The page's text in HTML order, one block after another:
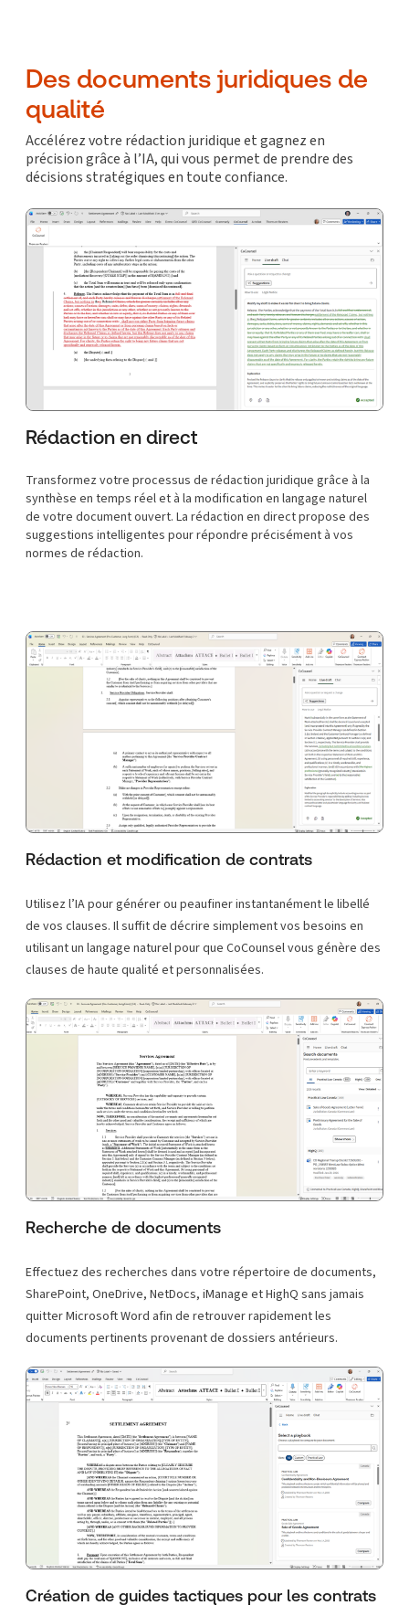
Des documents juridiques de
qualité
Accélérez votre rédaction juridique et gagnez en
précision grâce à l’IA, qui vous permet de prendre des
décisions stratégiques en toute confiance.
Rédaction en direct
Transformez votre processus de rédaction juridique grâce à la
synthèse en temps réel et à la modification en langage naturel
de votre document ouvert. La rédaction en direct propose des
suggestions intelligentes pour répondre précisément à vos
normes de rédaction.
Rédaction et modification de contrats
Utilisez l’IA pour générer ou peaufiner instantanément le libellé
de vos clauses. Il suffit de décrire simplement vos besoins en
utilisant un langage naturel pour que CoCounsel vous génère des
clauses de haute qualité et personnalisées.
Recherche de documents
Effectuez des recherches dans votre répertoire de documents,
SharePoint, OneDrive, NetDocs, iManage et HighQ sans jamais
quitter Microsoft Word afin de retrouver rapidement les
documents pertinents provenant de dossiers antérieurs.
Création de guides tactiques pour les contrats